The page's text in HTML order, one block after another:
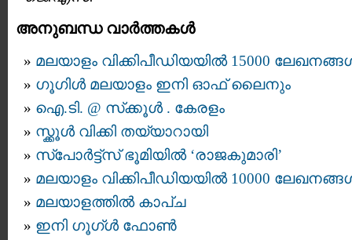
അനുബന്ധ വാര്‍ത്തകള്‍
മലയാളം വിക്കിപീഡിയയില്‍ 15000
ഗൂഗിള്‍ മലയാളം ഇനി ഓഫ് ലൈനും
ഐ.ടി. @ സ്‌ക്കൂള്‍ . കേരളം
സ്ക്കൂള്‍ വിക്കി തയ്യാറായി
സ്പോര്‍ട്ട്സ് ഭൂമിയില്‍ ‘രാജകുമാരി’
മലയാളം വിക്കിപീഡിയയില്‍ 10000
മലയാളത്തില്‍ കാപ്ച
ഇനി ഗൂഗ്ള്‍‍ ഫോണ്‍